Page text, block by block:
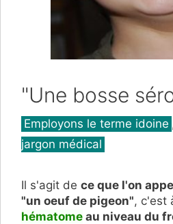
"Une bosse
Catégories
Employons le terme idoine
jargon médical
Il s'agit de ce que l'on
"un oeuf de pigeon", c'est
hématome au niveau du